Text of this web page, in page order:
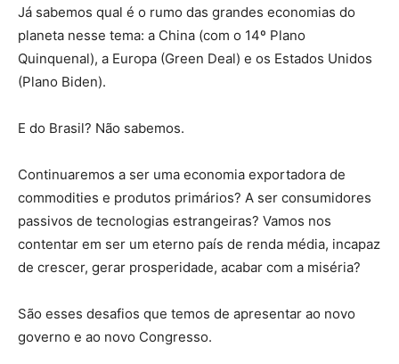
Já sabemos qual é o rumo das grandes economias do
planeta nesse tema: a China (com o 14º Plano
Quinquenal), a Europa (Green Deal) e os Estados Unidos
(Plano Biden).
E do Brasil? Não sabemos.
Continuaremos a ser uma economia exportadora de
commodities e produtos primários? A ser consumidores
passivos de tecnologias estrangeiras? Vamos nos
contentar em ser um eterno país de renda média, incapaz
de crescer, gerar prosperidade, acabar com a miséria?
São esses desafios que temos de apresentar ao novo
governo e ao novo Congresso.